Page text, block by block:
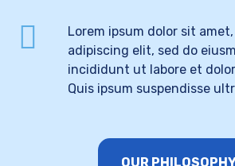
Lorem ipsum dolor sit
adipiscing elit, sed do
incididunt ut labore et
Quis ipsum suspendisse
OUR